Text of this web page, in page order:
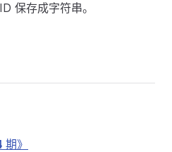
保存成字符串。
期》